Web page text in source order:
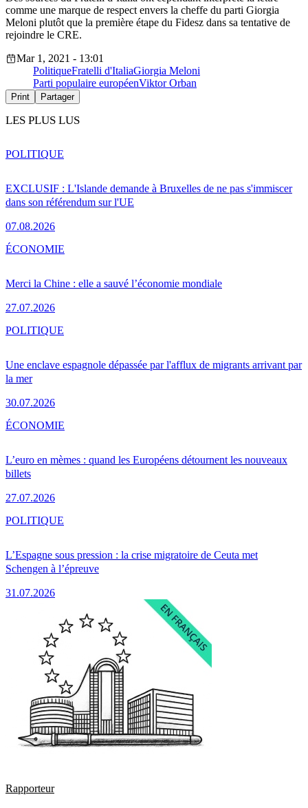
comme une marque de respect envers la cheffe du parti Giorgia
Meloni plutôt que la première étape du Fidesz dans sa tentative de
rejoindre le CRE.
Mar 1, 2021 - 13:01
PolitiqueFratelli d'ItaliaGiorgia Meloni
Parti populaire européenViktor Orban
Print Partager
LES PLUS LUS
EXCLUSIF : L'Islande demande à Bruxelles de ne pas s'immiscer
dans son référendum sur l'UE
07.08.2026
POLITIQUE
Merci la Chine : elle a sauvé l’économie mondiale
27.07.2026
ÉCONOMIE
Une enclave espagnole dépassée par l'afflux de migrants arrivant par
la mer
30.07.2026
POLITIQUE
L’euro en mèmes : quand les Européens détournent les nouveaux
billets
27.07.2026
ÉCONOMIE
L’Espagne sous pression : la crise migratoire de Ceuta met
Schengen à l’épreuve
31.07.2026
POLITIQUE
Rapporteur